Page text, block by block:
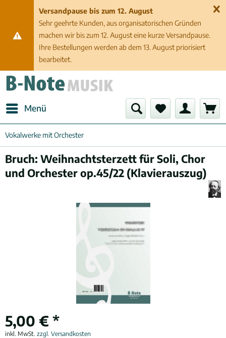
Versandpause bis zum 12. August
Sehr geehrte Kunden, aus organisatorischen Gründen
machen wir bis zum 12. August eine kurze Versandpause.
Ihre Bestellungen werden ab dem 13. August priorisiert
bearbeitet.
Menü
Vokalwerke mit Orchester
Bruch: Weihnachtsterzett für Soli, Chor
und Orchester op.45/22 (Klavierauszug)
5,00 € *
inkl. MwSt. zzgl. Versandkosten